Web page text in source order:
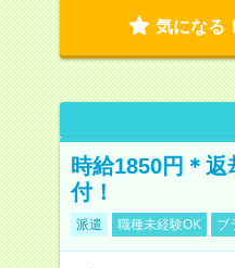
気になる！
時給1850円＊
付！
派遣 職種未経験OK ブ